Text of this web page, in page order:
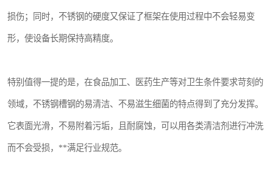
损伤；同时，不锈钢的硬度又保证了框架在使用过程中不会轻易变
形，使设备长期保持高精度。
特别值得一提的是，在食品加工、医药生产等对卫生条件要求苛刻的
领域，不锈钢槽钢的易清洁、不易滋生细菌的特点得到了充分发挥。
它表面光滑，不易附着污垢，且耐腐蚀，可以用各类清洁剂进行冲洗
而不会受损，**满足行业规范。